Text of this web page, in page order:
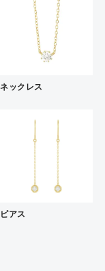
ネックレス
ピアス